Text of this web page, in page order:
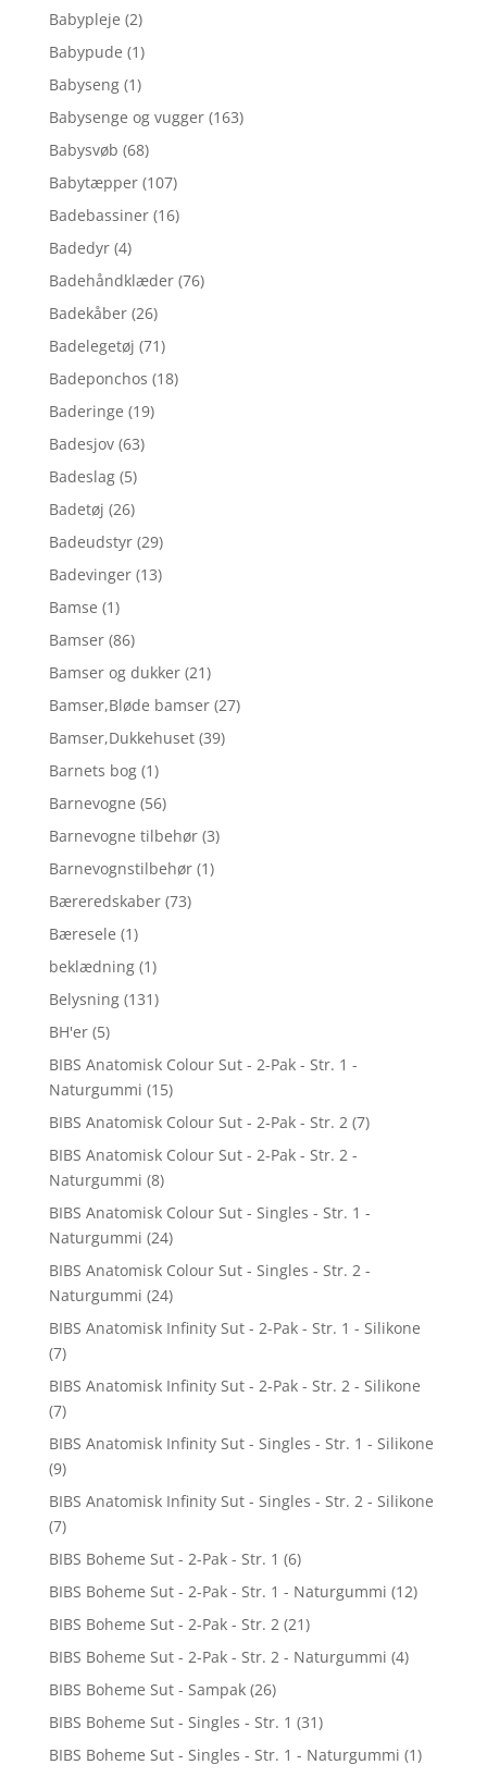
Babypleje (2)
Babypude (1)
Babyseng (1)
Babysenge og vugger (163)
Babysvøb (68)
Babytæpper (107)
Badebassiner (16)
Badedyr (4)
Badehåndklæder (76)
Badekåber (26)
Badelegetøj (71)
Badeponchos (18)
Baderinge (19)
Badesjov (63)
Badeslag (5)
Badetøj (26)
Badeudstyr (29)
Badevinger (13)
Bamse (1)
Bamser (86)
Bamser og dukker (21)
Bamser,Bløde bamser (27)
Bamser,Dukkehuset (39)
Barnets bog (1)
Barnevogne (56)
Barnevogne tilbehør (3)
Barnevognstilbehør (1)
Bæreredskaber (73)
Bæresele (1)
beklædning (1)
Belysning (131)
BH'er (5)
BIBS Anatomisk Colour Sut - 2-Pak - Str. 1 -
Naturgummi (15)
BIBS Anatomisk Colour Sut - 2-Pak - Str. 2 (7)
BIBS Anatomisk Colour Sut - 2-Pak - Str. 2 -
Naturgummi (8)
BIBS Anatomisk Colour Sut - Singles - Str. 1 -
Naturgummi (24)
BIBS Anatomisk Colour Sut - Singles - Str. 2 -
Naturgummi (24)
BIBS Anatomisk Infinity Sut - 2-Pak - Str. 1 - Silikone
(7)
BIBS Anatomisk Infinity Sut - 2-Pak - Str. 2 - Silikone
(7)
BIBS Anatomisk Infinity Sut - Singles - Str. 1 - Silikone
(9)
BIBS Anatomisk Infinity Sut - Singles - Str. 2 - Silikone
(7)
BIBS Boheme Sut - 2-Pak - Str. 1 (6)
BIBS Boheme Sut - 2-Pak - Str. 1 - Naturgummi (12)
BIBS Boheme Sut - 2-Pak - Str. 2 (21)
BIBS Boheme Sut - 2-Pak - Str. 2 - Naturgummi (4)
BIBS Boheme Sut - Sampak (26)
BIBS Boheme Sut - Singles - Str. 1 (31)
BIBS Boheme Sut - Singles - Str. 1 - Naturgummi (1)